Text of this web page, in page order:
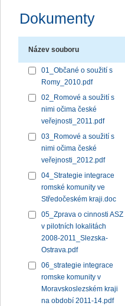
Dokumenty
Název souboru
01_Občané o soužití s
Romy_2010.pdf
02_Romové a soužití s
nimi očima české
veřejnosti_2011.pdf
03_Romové a soužití s
nimi očima české
veřejnosti_2012.pdf
04_Strategie integrace
romské komunity ve
Středočeském kraji.doc
05_Zprava o cinnosti ASZ
v pilotních lokalitách
2008-2011_Slezska-
Ostrava.pdf
06_strategie integrace
romske komunity v
Moravskoslezském kraji
na období 2011-14.pdf